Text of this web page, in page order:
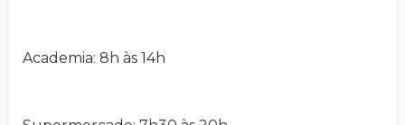
Academia: 8h às 14h